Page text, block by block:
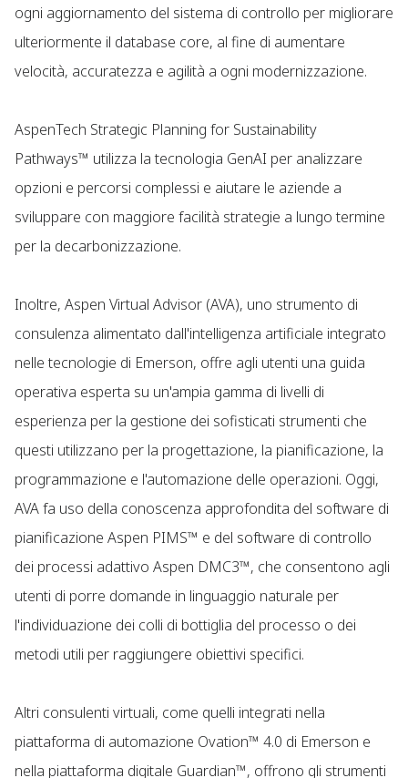
ogni aggiornamento del sistema di controllo per migliorare
ulteriormente il database core, al fine di aumentare
velocità, accuratezza e agilità a ogni modernizzazione.
AspenTech Strategic Planning for Sustainability
Pathways™ utilizza la tecnologia GenAI per analizzare
opzioni e percorsi complessi e aiutare le aziende a
sviluppare con maggiore facilità strategie a lungo termine
per la decarbonizzazione.
Inoltre, Aspen Virtual Advisor (AVA), uno strumento di
consulenza alimentato dall'intelligenza artificiale integrato
nelle tecnologie di Emerson, offre agli utenti una guida
operativa esperta su un'ampia gamma di livelli di
esperienza per la gestione dei sofisticati strumenti che
questi utilizzano per la progettazione, la pianificazione, la
programmazione e l'automazione delle operazioni. Oggi,
AVA fa uso della conoscenza approfondita del software di
pianificazione Aspen PIMS™ e del software di controllo
dei processi adattivo Aspen DMC3™, che consentono agli
utenti di porre domande in linguaggio naturale per
l'individuazione dei colli di bottiglia del processo o dei
metodi utili per raggiungere obiettivi specifici.
Altri consulenti virtuali, come quelli integrati nella
piattaforma di automazione Ovation™ 4.0 di Emerson e
nella piattaforma digitale Guardian™, offrono gli strumenti